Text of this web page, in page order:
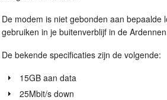
De modem is niet gebonden aan
gebruiken in je buitenverblijf in de
De bekende specificaties zijn de volgende:
15GB aan data
25Mbit/s down